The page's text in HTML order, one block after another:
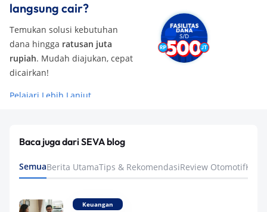
langsung cair?
Temukan solusi kebutuhan
dana hingga ratusan juta
rupiah. Mudah diajukan, cepat
dicairkan!
Pelajari Lebih Lanjut
Baca juga dari SEVA blog
SemuaBerita UtamaTips & RekomendasiReview Otomotif
Keuangan